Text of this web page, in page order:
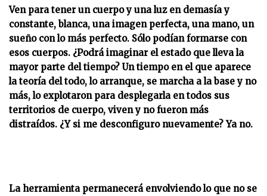
Ven para tener un cuerpo y una luz en demasía y
constante, blanca, una imagen perfecta, una mano, un
sueño con lo más perfecto. Sólo podían formarse con
esos cuerpos. ¿Podrá imaginar el estado que lleva la
mayor parte del tiempo? Un tiempo en el que aparece
la teoría del todo, lo arranque, se marcha a la base y no
más, lo explotaron para desplegarla en todos sus
territorios de cuerpo, viven y no fueron más
distraídos. ¿Y si me desconfiguro nuevamente? Ya no.
La herramienta permanecerá envolviendo lo que no se